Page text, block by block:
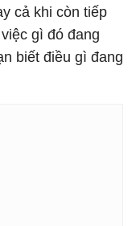
cả khi còn tiếp
gì đó đang
biết điều gì đang